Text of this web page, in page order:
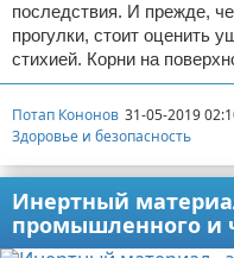
последствия. И прежде,
прогулки, стоит оценить
стихией. Корни на
Потап Кононов 31-05-2019
Здоровье и безопасность
Инертный
промышленного и